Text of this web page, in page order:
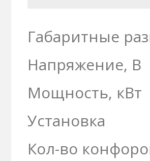
Габаритные
Напряжение, В
Мощность, кВт
Установка
Кол-во